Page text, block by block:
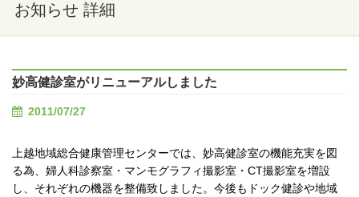
お知らせ 詳細
妙高健診室がリニューアルしました
2011/07/27
上越地域総合健康管理センターでは、妙高健診室の機能充実を図
る為、婦人科診察室・マンモグラフィ撮影室・CT撮影室を増設
し、それぞれの機器を整備致しました。今後もドック健診や地域